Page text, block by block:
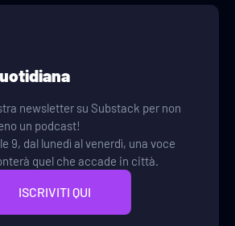
newsletter su Substack per non
un podcast!
9, dal lunedì al venerdì, una voce
quel che accade in città.
ISCRIVITI QUI